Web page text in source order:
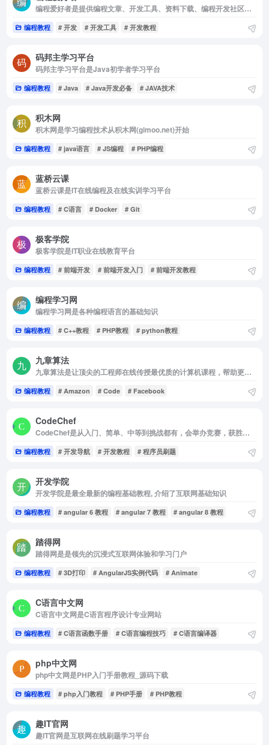
编程爱好者是提供编程文章、开发工具、资料下载、编程开发社区、博客等多个栏目
编程教程 # 开发 # 开发工具 # 开发教程
码邦主学习平台
码邦主学习平台是Java初学者学习平台
编程教程 # Java # Java开发必备 # JAVA技术
积木网
积木网是学习编程技术从积木网(gimoo.net)开始
编程教程 # java语言 # JS编程 # PHP编程
蓝桥云课
蓝桥云课是IT在线编程及在线实训学习平台
编程教程 # C语言 # Docker # Git
极客学院
极客学院是IT职业在线教育平台
编程教程 # 前端开发 # 前端开发入门 # 前端开发教程
编程学习网
编程学习网是各种编程语言的基础知识
编程教程 # C++教程 # PHP教程 # python教程
九章算法
九章算法是让顶尖的工程师在线传授最优质的计算机课程，帮助更多程序员找到好工作
编程教程 # Amazon # Code # Facebook
CodeChef
CodeChef是从入门、简单、中等到挑战都有，会举办竞赛，获胜者可是有奖金的哦!
编程教程 # 开发导航 # 开发教程 # 程序员刷题
开发学院
开发学院是最全最新的编程基础教程, 介绍了互联网基础知识
编程教程 # angular 6 教程 # angular 7 教程 # angular 8 教程
踏得网
踏得网是是领先的沉浸式互联网体验和学习门户
编程教程 # 3D打印 # AngularJS实例代码 # Animate
C语言中文网
C语言中文网是C语言程序设计专业网站
编程教程 # C语言函数手册 # C语言编程技巧 # C语言编译器
php中文网
php中文网是PHP入门手册教程_源码下载
编程教程 # php入门教程 # PHP手册 # PHP教程
趣IT官网
趣IT官网是互联网在线刷题学习平台